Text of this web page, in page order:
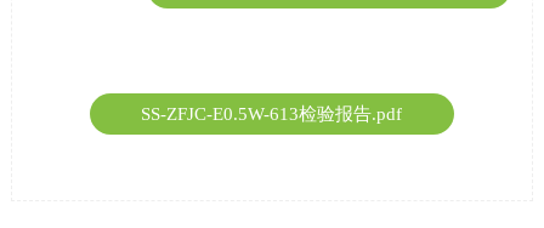
SS-ZFJC-E0.5W-613检验报告.pdf